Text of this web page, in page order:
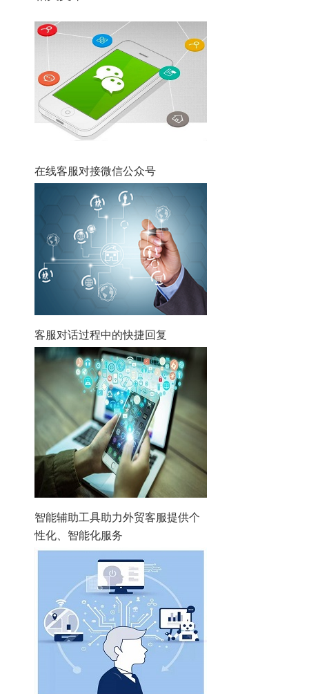
在线客服对接微信公众号
客服对话过程中的快捷回复
智能辅助工具助力外贸客服提供个
性化、智能化服务